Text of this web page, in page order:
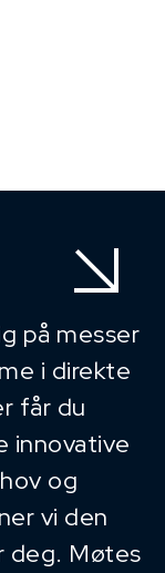
på messer
i direkte
får du
innovative
og
vi den
deg. Møtes